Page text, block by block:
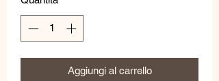
Aggiungi al carrello